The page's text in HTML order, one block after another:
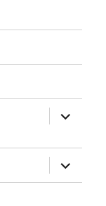
öffnen
öffnen